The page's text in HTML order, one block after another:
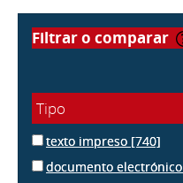
filtrar o comparar
Tipo
texto impreso [740]
documento electrónico